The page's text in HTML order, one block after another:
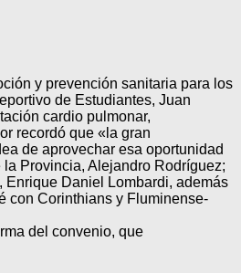
y prevención sanitaria para los
de Estudiantes, Juan
cardio pulmonar,
recordó que «la gran
de aprovechar esa oportunidad
Provincia, Alejandro Rodríguez;
Daniel Lombardi, además
con Corinthians y Fluminense-
del convenio, que